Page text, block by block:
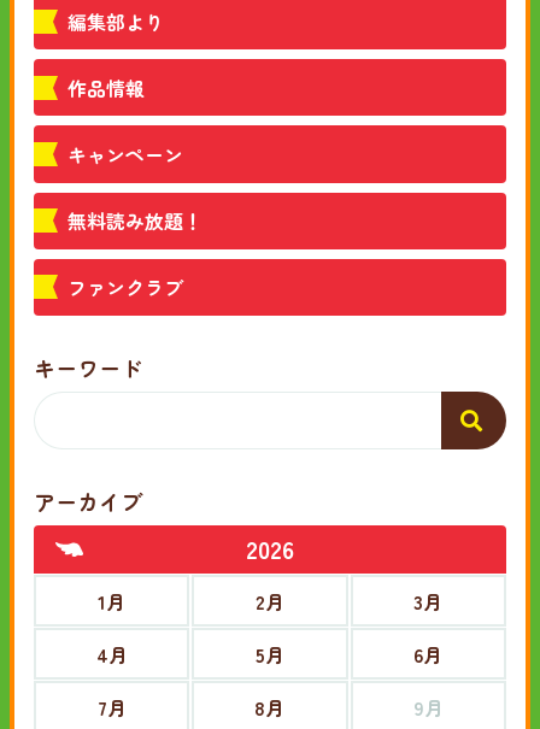
編集部より
作品情報
キャンペーン
無料読み放題！
ファンクラブ
キーワード
アーカイブ
2026
1月 2月
3月
4月
5月
6月
7月
8月
9月